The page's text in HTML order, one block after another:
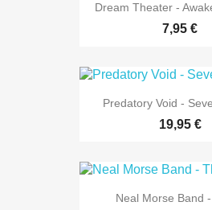
Dream Theater -
7,95 €
Predatory Void -
19,95 €
Neal Morse Band